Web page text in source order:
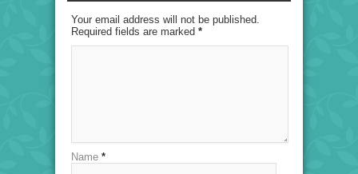
Your email address will not be published.
Required fields are marked *
Name *